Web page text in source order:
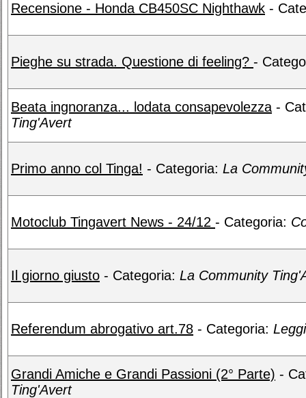
Recensione - Honda CB450SC Nighthawk -
Pieghe su strada. Questione di feeling? -
Beata ingnoranza... lodata consapevolezza -
Ting'Avert
Primo anno col Tinga! - Categoria: La
Motoclub Tingavert News - 24/12 - Categoria:
Il giorno giusto - Categoria: La Community
Referendum abrogativo art.78 - Categoria:
Grandi Amiche e Grandi Passioni (2° Parte) -
Ting'Avert